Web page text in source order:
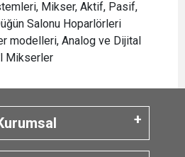
Mikser, Aktif, Pasif,
Salonu Hoparlörleri
modelleri, Analog ve Dijital
Mikserler